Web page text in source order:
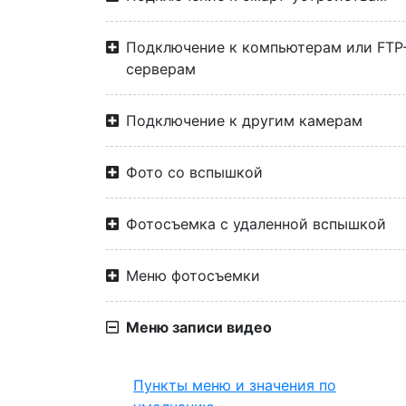
Подключение к компьютерам или
серверам
Подключение к другим камерам
Фото со вспышкой
Фотосъемка с удаленной вспышкой
Меню фотосъемки
Меню записи видео
Пункты меню и значения по